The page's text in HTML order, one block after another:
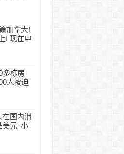
加拿大!
! 现在申
多栋房
人被迫
在国内消
美元! 小